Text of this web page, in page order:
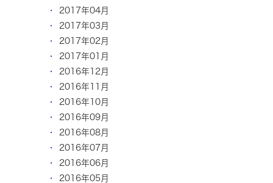
2017年04月
2017年03月
2017年02月
2017年01月
2016年12月
2016年11月
2016年10月
2016年09月
2016年08月
2016年07月
2016年06月
2016年05月